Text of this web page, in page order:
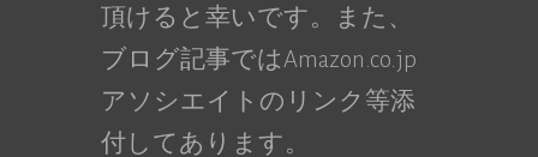
頂けると幸いです。また、
ブログ記事ではAmazon.co.jp
アソシエイトのリンク等添
付してあります。